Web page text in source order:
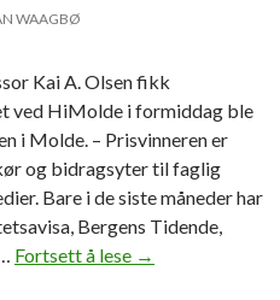
i
WAAGBØ
Kai A. Olsen fikk
ved HiMolde i formiddag ble
i Molde. – Prisvinneren er
og bidragsyter til faglig
Bare i de siste måneder har
Bergens Tidende,
Fortsett å lese P
→